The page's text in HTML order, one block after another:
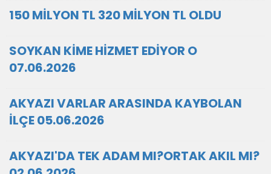
150 MİLYON TL 320 MİLYON TL OLDU
SOYKAN KİME HİZMET EDİYOR O
07.06.2026
AKYAZI VARLAR ARASINDA KAYBOLAN
İLÇE 05.06.2026
AKYAZI'DA TEK ADAM MI?ORTAK AKIL MI?